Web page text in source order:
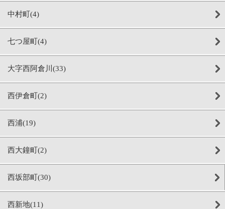
中村町(4)
七つ屋町(4)
大字西阿倉川(33)
西伊倉町(2)
西浦(19)
西大鐘町(2)
西坂部町(30)
西新地(11)